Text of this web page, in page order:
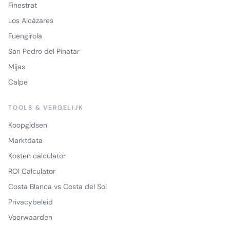
Finestrat
Los Alcázares
Fuengirola
San Pedro del Pinatar
Mijas
Calpe
TOOLS & VERGELIJK
Koopgidsen
Marktdata
Kosten calculator
ROI Calculator
Costa Blanca vs Costa del Sol
Privacybeleid
Voorwaarden